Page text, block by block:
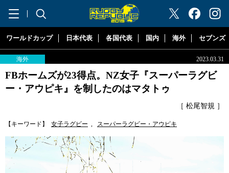
"ラグビーリパブリック"
ワールドカップ 日本代表 各国代表 国内 海外 セブンズ
海外 2023.03.31
FBホームズが23得点。NZ女子『スーパーラグビ
ー・アウピキ』を制したのはマタトゥ
［ 松尾智規 ］
【キーワード】 女子ラグビー , スーパーラグビー・アウピキ